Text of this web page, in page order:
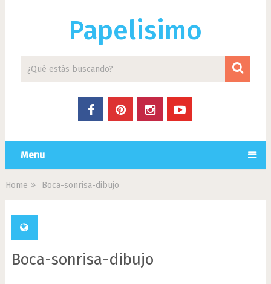
Papelisimo
Menu
Home Boca-sonrisa-dibujo
Boca-sonrisa-dibujo